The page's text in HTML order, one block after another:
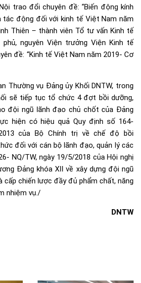
trao đổi chuyên đề: “Biến động kính
tác động đối với kinh tế Việt Nam năm
Thiên – thành viên Tổ tư vấn Kinh tế
nguyên Viện trưởng Viện Kinh tế
đề: “Kinh tế Việt Nam năm 2019- Cơ
Thường vụ Đảng ủy Khối DNTW, trong
sẽ tiếp tục tổ chức 4 đợt bồi dưỡng,
đội ngũ lãnh đạo chủ chốt của Đảng
hiện có hiệu quả Quy định số 164-
của Bộ Chính trị về chế độ bồi
đối với cán bộ lãnh đạo, quản lý các
NQ/TW, ngày 19/5/2018 của Hội nghị
Đảng khóa XII về xây dựng đội ngũ
cấp chiến lược đầy đủ phẩm chất, năng
nhiệm vụ./
DNTW